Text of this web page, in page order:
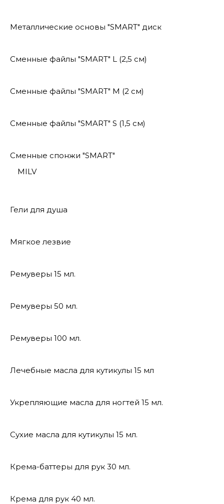
Металлические основы "SMART" диск
Сменные файлы "SMART" L (2,5 см)
Сменные файлы "SMART" M (2 см)
Сменные файлы "SMART" S (1,5 см)
Сменные спонжи "SMART"
MILV
Гели для душа
Мягкое лезвие
Ремуверы 15 мл.
Ремуверы 50 мл.
Ремуверы 100 мл.
Лечебные масла для кутикулы 15 мл
Укрепляющие масла для ногтей 15 мл.
Сухие масла для кутикулы 15 мл.
Крема-баттеры для рук 30 мл.
Крема для рук 40 мл.